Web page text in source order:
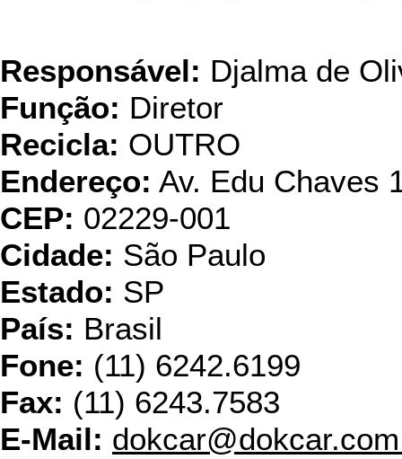
Responsável: Djalma de
Função: Diretor
Recicla: OUTRO
Endereço: Av. Edu Chaves
CEP: 02229-001
Cidade: São Paulo
Estado: SP
País: Brasil
Fone: (11) 6242.6199
Fax: (11) 6243.7583
E-Mail: